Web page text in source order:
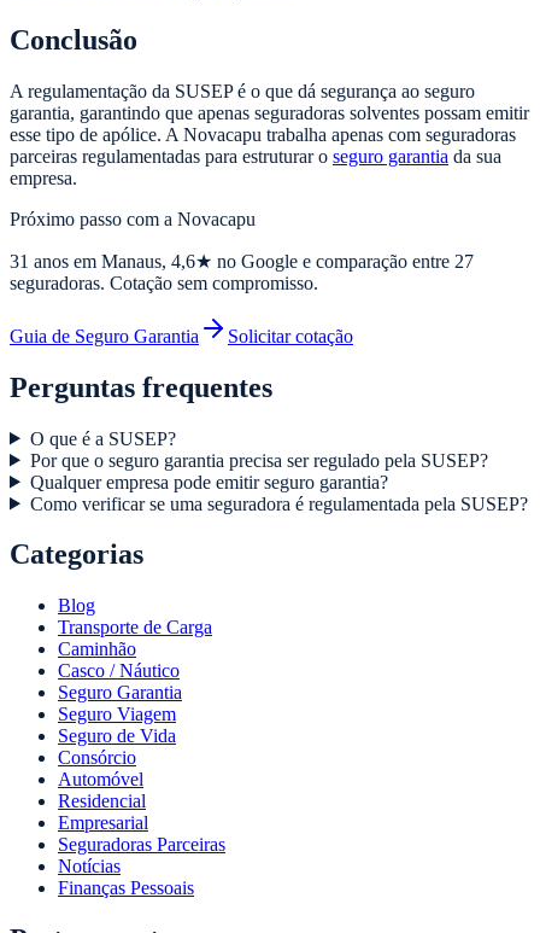
Conclusão
A regulamentação da SUSEP é o que dá segurança ao seguro
garantia, garantindo que apenas seguradoras solventes possam emitir
esse tipo de apólice. A Novacapu trabalha apenas com seguradoras
parceiras regulamentadas para estruturar o seguro garantia da sua
empresa.
Próximo passo com a Novacapu
31 anos em Manaus, 4,6★ no Google e comparação entre 27
seguradoras. Cotação sem compromisso.
Guia de Seguro Garantia Solicitar cotação
Perguntas frequentes
O que é a SUSEP?
Por que o seguro garantia precisa ser regulado pela SUSEP?
Qualquer empresa pode emitir seguro garantia?
Como verificar se uma seguradora é regulamentada pela SUSEP?
Categorias
Blog
Transporte de Carga
Caminhão
Casco / Náutico
Seguro Garantia
Seguro Viagem
Seguro de Vida
Consórcio
Automóvel
Residencial
Empresarial
Seguradoras Parceiras
Notícias
Finanças Pessoais